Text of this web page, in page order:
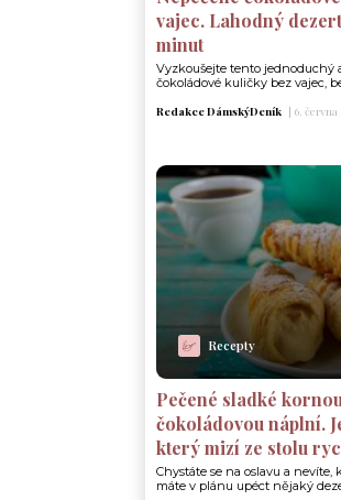
vajec. Lahodný
minut
Vyzkoušejte tento jednoduchý
čokoládové kuličky bez vajec,
Redakce DámskýDeník | 6. června
Recepty
Pečené sladké
čokoládovou náplní.
který mizí ze stolu
Chystáte se na oslavu a
máte v plánu upéct nějaký